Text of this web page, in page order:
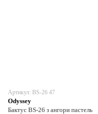
Артикул: BS-26 47
Odyssey
Бактус BS-26 з ангори пастель